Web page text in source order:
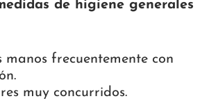
de higiene generales
manos frecuentemente con
muy concurridos.